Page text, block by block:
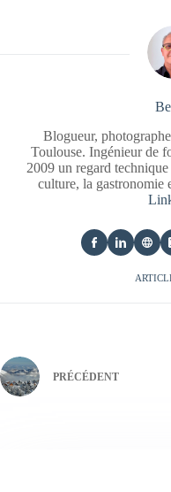
Blogueur,
Toulouse. Ingénieur de
2009 un regard
culture, la gastronomie
PRÉCÉDENT